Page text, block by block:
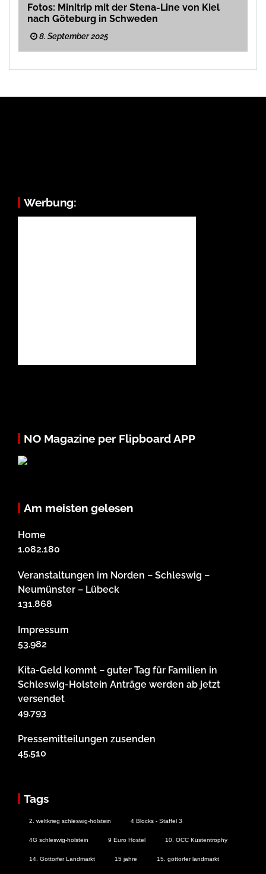
Fotos: Minitrip mit der Stena-Line von Kiel
nach Göteburg in Schweden
8. September 2025
Werbung:
NO Magazine per Flipboard APP
Am meisten gelesen
Home
1.082.180
Veranstaltungen im Norden – Schleswig –
Neumünster – Lübeck
131.868
Impressum
53.982
Kita-Geld kommt – guter Tag für Familien in
Schleswig-Holstein Anträge werden ab jetzt
versendet
49.793
Pressemitteilungen zusenden
45.510
Tags
2. weltkrieg schleswig-holstein 4 Blocks - Staffel 3
4G schleswig-holstein 9 Euro Hostel 10. OCC Küstentrophy
14. Gottorfer Landmarkt 15 jahre 15. gottorfer landmarkt